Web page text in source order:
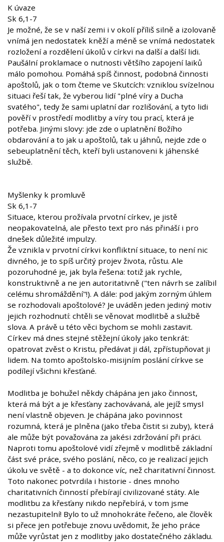
K úvaze
Sk 6,1-7
Je možné, že se v naší zemi i v okolí příliš silně a izolovaně
vnímá jen nedostatek kněží a méně se vnímá nedostatek
rozložení a rozdělení úkolů v církvi na další a další lidi.
Paušální proklamace o nutnosti většího zapojení laiků
málo pomohou. Pomáhá spíš činnost, podobná činnosti
apoštolů, jak o tom čteme ve Skutcích: vzniklou svízelnou
situaci řeší tak, že vyberou lidí "plné víry a Ducha
svatého", tedy že sami uplatní dar rozlišování, a tyto lidi
pověří v prostředí modlitby a víry tou prací, která je
potřeba. Jinými slovy: jde zde o uplatnění Božího
obdarování a to jak u apoštolů, tak u jáhnů, nejde zde o
sebeuplatnění těch, kteří byli ustanoveni k jáhenské
službě.
Myšlenky k promluvě
Sk 6,1-7
Situace, kterou prožívala prvotní církev, je jistě
neopakovatelná, ale přesto text pro nás přináší i pro
dnešek důležité impulzy.
Že vznikla v prvotní církvi konfliktní situace, to není nic
divného, je to spíš určitý projev života, růstu. Ale
pozoruhodné je, jak byla řešena: totiž jak rychle,
konstruktivně a ne jen autoritativně ("ten návrh se zalíbil
celému shromáždění"!). A dále: pod jakým zorným úhlem
se rozhodovali apoštolové? Je uváděn jeden jediný motiv
jejich rozhodnutí: chtěli se věnovat modlitbě a službě
slova. A právě u této věci bychom se mohli zastavit.
Církev má dnes stejné stěžejní úkoly jako tenkrát:
opatrovat zvěst o Kristu, předávat ji dál, zpřístupňovat ji
lidem. Na tomto apoštolsko-misijním poslání církve se
podílejí všichni křesťané.
Modlitba je bohužel někdy chápána jen jako činnost,
která má být a je křesťany zachovávaná, ale jejíž smysl
není vlastně objeven. Je chápána jako povinnost
rozumná, která je plněna (jako třeba čistit si zuby), která
ale může být považována za jakési zdržování při práci.
Naproti tomu apoštolové vidí zřejmě v modlitbě základní
část své práce, svého poslání, něco, co je realizací jejich
úkolu ve světě - a to dokonce víc, než charitativní činnost.
Toto nakonec potvrdila i historie - dnes mnoho
charitativních činností přebírají civilizované státy. Ale
modlitbu za křesťany nikdo nepřebírá, v tom jsme
nezastupitelní! Bylo to už mnohokráte řečeno, ale člověk
si přece jen potřebuje znovu uvědomit, že jeho práce
může vyrůstat jen z modlitby jako dostatečného základu.